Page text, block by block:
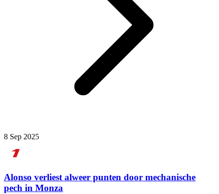
8 Sep 2025
Alonso verliest alweer punten door mechanische
pech in Monza